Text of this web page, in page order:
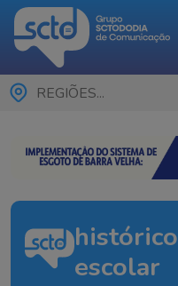
REGIÕES...
histórico
escolar